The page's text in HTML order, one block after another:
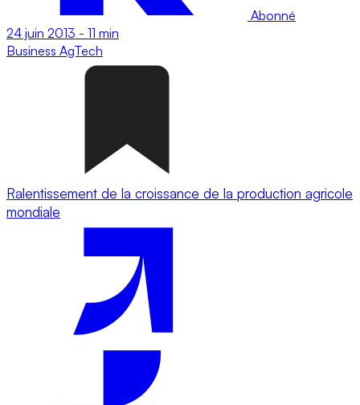
Abonné
24 juin 2013 - 11 min
Business AgTech
Ralentissement de la croissance de la production agricole
mondiale